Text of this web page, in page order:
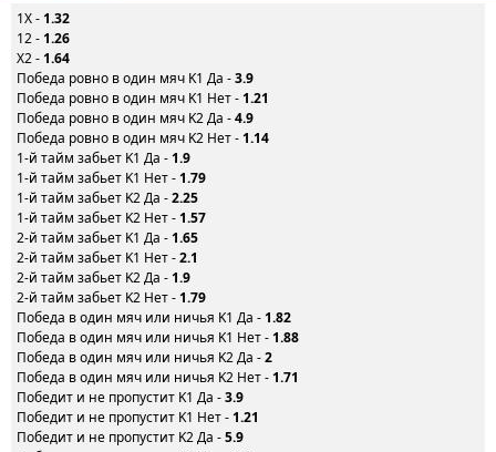
1X - 1.32
12 - 1.26
X2 - 1.64
Победа ровно в один мяч K1 Да -3.9
Победа ровно в один мяч K1 Нет - 1.21
Победа ровно в один мяч K2 Да -4.9
Победа ровно в один мяч K2 Нет - 1.14
1-й тайм забьет K1 Да - 1.9
1-й тайм забьет K1 Нет - 1.79
1-й тайм забьет K2 Да -2.25
1-й тайм забьет K2 Нет - 1.57
2-й тайм забьет K1 Да - 1.65
2-й тайм забьет K1 Нет -2.1
2-й тайм забьет K2 Да - 1.9
2-й тайм забьет K2 Нет - 1.79
Победа в один мяч или ничья K1 Да - 1.82
Победа в один мяч или ничья K1 Нет - 1.88
Победа в один мяч или ничья K2 Да -2
Победа в один мяч или ничья K2 Нет - 1.71
Победит и не пропустит K1 Да -3.9
Победит и не пропустит K1 Нет - 1.21
Победит и не пропустит K2 Да -5.9